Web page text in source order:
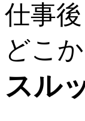
仕事
どこ
スル